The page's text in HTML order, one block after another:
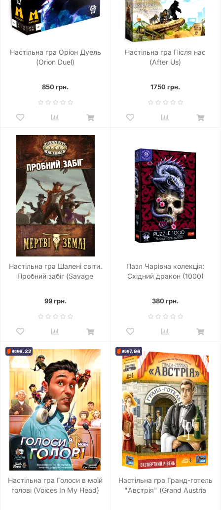
Настільна гра Оріон Дуель
(Orion Duel)
850 грн.
Настільна гра Після нас
(After Us)
1750 грн.
Настільна гра Шалені світи.
Пробний забіг (Savage
99 грн.
Пазл Чарівна колекція:
Східний дракон (1000)
380 грн.
6.32
Настільна гра Голоси в моїй
голові (Voices In My Head)
7.96
Настільна гра Гранд-готель
"Австрія" (Grand Austria